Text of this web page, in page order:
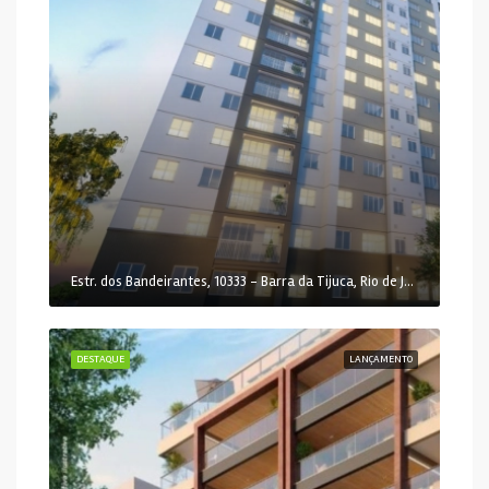
Estr. dos Bandeirantes, 10333 - Barra da Tijuca, Rio de Janeiro - RJ, 22783-115, Brasil
LANÇAMENTO
DESTAQUE